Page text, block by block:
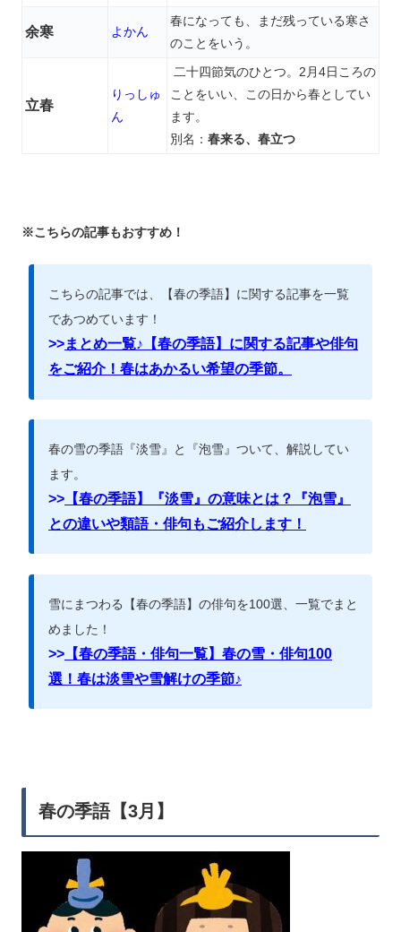
余寒 よかん
春になっても、まだ残っている寒さ
のことをいう。
立春
りっしゅ
ん
二十四節気のひとつ。2月4日ころの
ことをいい、この日から春としてい
ます。
別名： 春来る、春立つ
※こちらの記事もおすすめ！
こちらの記事では、【春の季語】に関する記事を一覧
であつめています！
>>まとめ一覧♪【春の季語】に関する記事や俳句
をご紹介！春はあかるい希望の季節。
春の雪の季語『淡雪』と『泡雪』ついて、解説してい
ます。
>> 【春の季語】『淡雪』の意味とは？『泡雪』
との違いや類語・俳句もご紹介します！
雪にまつわる【春の季語】の俳句を100選、一覧でまと
めました！
>> 【春の季語・俳句一覧】春の雪・俳句100
選！春は淡雪や雪解けの季節♪
春の季語【3月】